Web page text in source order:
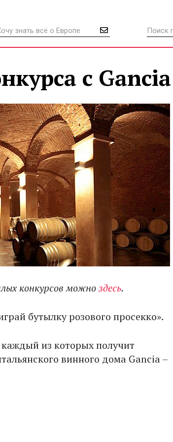
с Gancia
конкурсов можноздесь.
бутылку розового просекко».
из которых получит
винного дома Gancia –